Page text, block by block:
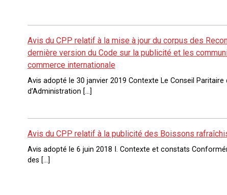
Avis du CPP relatif à la mise à jour du corpus des
dernière version du Code sur la publicité et les
commerce internationale
Avis adopté le 30 janvier 2019 Contexte Le Conseil Paritaire
d’Administration […]
Avis du CPP relatif à la publicité des Boissons
Avis adopté le 6 juin 2018 I. Contexte et constats
des […]